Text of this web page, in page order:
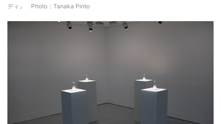
ディ』 Photo：Tanaka Pinto